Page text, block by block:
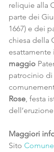
reliquie alla
parte dei
1667) e dei
chiesa della
esattamente
maggio
patrocinio di
Rose, festa
Maggiori
Sito